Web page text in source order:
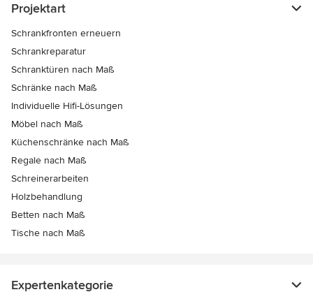
Projektart
Schrankfronten erneuern
Schrankreparatur
Schranktüren nach Maß
Schränke nach Maß
Individuelle Hifi-Lösungen
Möbel nach Maß
Küchenschränke nach Maß
Regale nach Maß
Schreinerarbeiten
Holzbehandlung
Betten nach Maß
Tische nach Maß
Expertenkategorie